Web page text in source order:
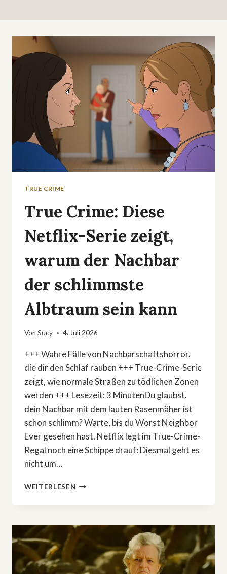
TRUE CRIME
True Crime: Diese
Netflix-Serie zeigt,
warum der Nachbar
der schlimmste
Albtraum sein kann
Von Sucy 4. Juli 2026
+++ Wahre Fälle von Nachbarschaftshorror,
die dir den Schlaf rauben +++ True-Crime-Serie
zeigt, wie normale Straßen zu tödlichen Zonen
werden +++ Lesezeit: 3 MinutenDu glaubst,
dein Nachbar mit dem lauten Rasenmäher ist
schon schlimm? Warte, bis du Worst Neighbor
Ever gesehen hast. Netflix legt im True-Crime-
Regal noch eine Schippe drauf: Diesmal geht es
nicht um…
WEITERLESEN TRUE
DIESE
SERIE
WARUM
DER
NACHBAR